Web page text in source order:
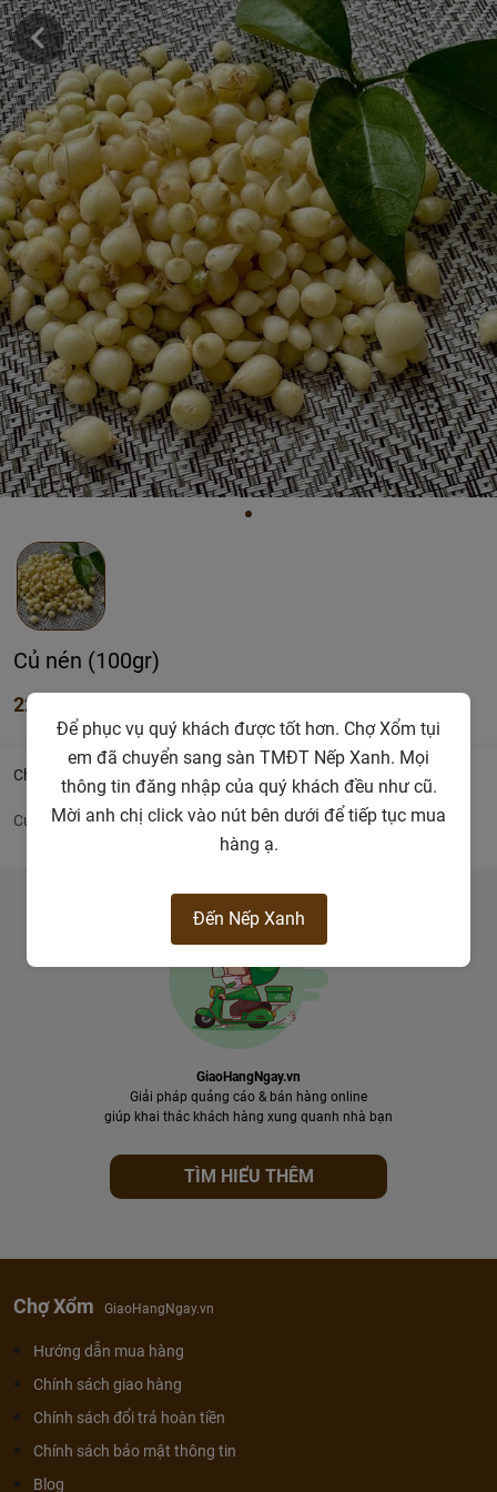
Củ nén (100gr)
22.000đ
Chi tiết
Củ nén
GiaoHangNgay.vn
Giải pháp quảng cáo & bán hàng online
giúp khai thác khách hàng xung quanh nhà bạn
TÌM HIỂU THÊM
Chợ Xổm GiaoHangNgay.vn
Hướng dẫn mua hàng
Chính sách giao hàng
Chính sách đổi trả hoàn tiền
Chính sách bảo mật thông tin
Blog
Để phục vụ quý khách được tốt hơn. Chợ Xổm tụi
em đã chuyển sang sàn TMĐT Nếp Xanh. Mọi
thông tin đăng nhập của quý khách đều như cũ.
Mời anh chị click vào nút bên dưới để tiếp tục mua
hàng ạ.
Đến Nếp Xanh